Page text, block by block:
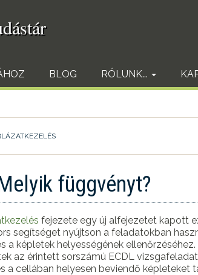
BLOG RÓLUNK...
függvényt?
fejezete egy új alfejezetet kapott
segítséget nyújtson a feladatokban
a képletek helyességének
az érintett sorszámú ECDL
a cellában helyesen beviendő képleteket